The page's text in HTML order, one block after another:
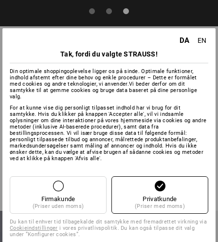
STÆRK, NÅR DET
GÅR HEDT FOR
SIG
DA
EN
Tak, fordi du valgte STRAUSS!
Din optimale shoppingoplevelse ligger os på sinde. Optimale funktioner,
indhold afstemt efter dine behov og enkle procedurer – Dette er formålet
med cookies og andre teknologier, vi anvender.Vi beder derfor om dit
samtykke til at gemme cookies og bruge data baseret på dine personlige
valg.
For at kunne vise dig personligt tilpasset indhold har vi brug for dit
samtykke. Hvis du klikker på knappen 'Accepter alle', vil vi indsamle
oplysninger om dine interaktioner på vores hjemmeside via cookies og andre
metoder (inklusive AI-baserede procedurer), samt data fra
bestillingsprocessen. Vi vil især bruge disse data til følgende formål:
personligt tilpassede tilbud og annoncer, målrettede produktanbefalinger,
markedsundersøgelser samt måling af annoncer og indhold. Hvis du ikke
ønsker dette, kan du vælge at afvise brugen af sådanne cookies og metoder
ved at klikke på knappen 'Afvis alle'.
Firmakunde
(Priser uden moms)
Privatkunde
(Priser med moms)
Du kan til enhver tid tilbagekalde dit samtykke med fremadrettet virkning via
Cookieindstillinger i vores privatlivspolitik. Du kan også tilpasse dit valg
under ”Konfigurer cookies”.